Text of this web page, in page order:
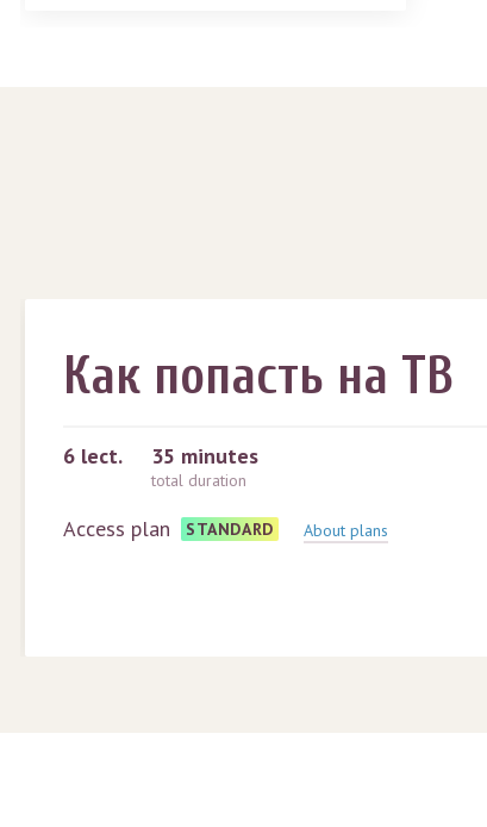
Как попасть на ТВ
6 lect. 35 minutes
total duration
Access plan STANDARD About plans